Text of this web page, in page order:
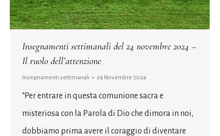
Insegnamenti settimanali del 24 novembre 2024 –
Il ruolo dell’attenzione
Insegnamenti settimanali 24 Novembre 2024
“Per entrare in questa comunione sacra e
misteriosa con la Parola di Dio che dimora in noi,
dobbiamo prima avere il coraggio di diventare